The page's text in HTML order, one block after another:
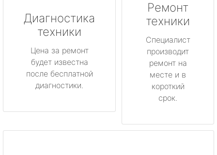
Диагностика
техники
Цена за ремонт
будет известна
после бесплатной
диагностики.
Ремонт
техники
Специалист
производит
ремонт на
месте и в
короткий
срок.